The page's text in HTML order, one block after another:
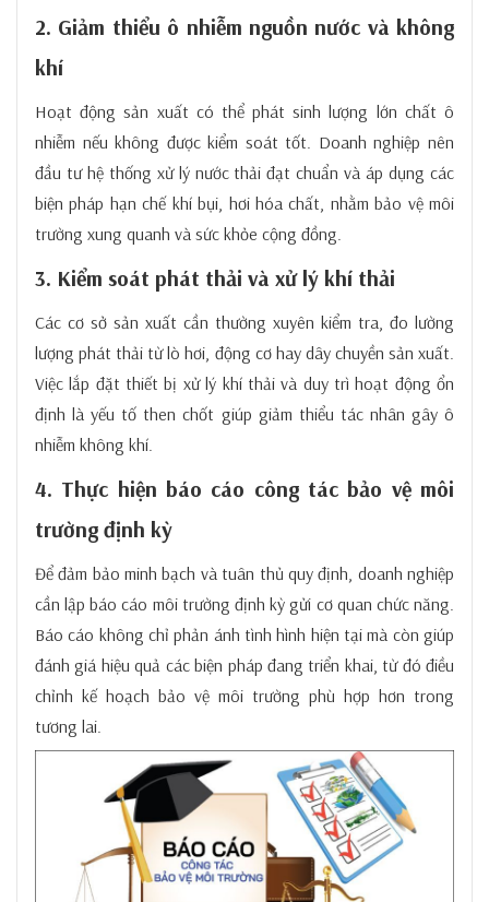
2. Giảm thiểu ô nhiễm nguồn nước và không
khí
Hoạt động sản xuất có thể phát sinh lượng lớn chất ô
nhiễm nếu không được kiểm soát tốt. Doanh nghiệp nên
đầu tư hệ thống xử lý nước thải đạt chuẩn và áp dụng các
biện pháp hạn chế khí bụi, hơi hóa chất, nhằm bảo vệ môi
trường xung quanh và sức khỏe cộng đồng.
3. Kiểm soát phát thải và xử lý khí thải
Các cơ sở sản xuất cần thường xuyên kiểm tra, đo lường
lượng phát thải từ lò hơi, động cơ hay dây chuyền sản xuất.
Việc lắp đặt thiết bị xử lý khí thải và duy trì hoạt động ổn
định là yếu tố then chốt giúp giảm thiểu tác nhân gây ô
nhiễm không khí.
4. Thực hiện báo cáo công tác bảo vệ môi
trường định kỳ
Để đảm bảo minh bạch và tuân thủ quy định, doanh nghiệp
cần lập báo cáo môi trường định kỳ gửi cơ quan chức năng.
Báo cáo không chỉ phản ánh tình hình hiện tại mà còn giúp
đánh giá hiệu quả các biện pháp đang triển khai, từ đó điều
chỉnh kế hoạch bảo vệ môi trường phù hợp hơn trong
tương lai.